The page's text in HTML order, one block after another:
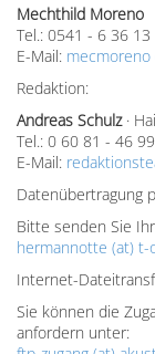
Mechthild Moreno
Tel.: 0541 - 6 36 13
E-Mail: mecmoreno
Redaktion:
Andreas Schulz·
Tel.: 0 60 81 - 46
E-Mail:
Datenübertragung
Bitte senden Sie
hermannotte (at) t-
Internet-
Sie können die
anfordern unter: